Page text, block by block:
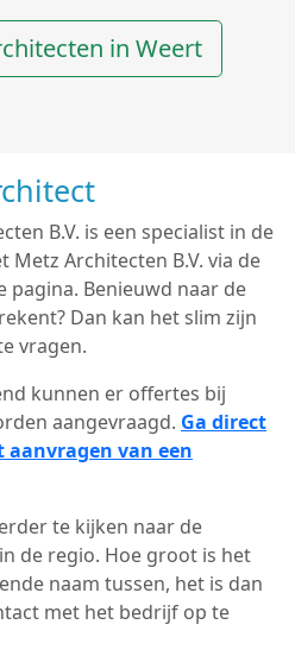
in Weert
B.V. is een specialist in de
Architecten B.V. via de
pagina. Benieuwd naar de
Dan kan het slim zijn
vragen.
kunnen er offertes bij
aangevraagd. Ga direct
aanvragen van een
te kijken naar de
de regio. Hoe groot is het
naam tussen, het is dan
met het bedrijf op te